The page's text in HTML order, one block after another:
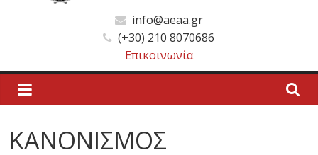
Ανώτατη
Εκκλησιαστική
Ακαδημία
Αθηνών
info@aeaa.gr
(+30) 210 8070686
Επικοινωνία
ΚΑΝΟΝΙΣΜΟΣ